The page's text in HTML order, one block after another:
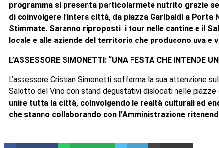
programma si presenta particolarmete nutrito grazie
di coinvolgere l’intera città, da piazza Garibaldi a Porta
Stimmate. Saranno riproposti i tour nelle cantine e il
locale e alle aziende del territorio che producono uva e
L’ASSESSORE SIMONETTI: “UNA FESTA CHE INTENDE
L’assessore Cristian Simonetti sofferma la sua attenzione
Salotto del Vino con stand degustativi dislocati nelle piazze
unire tutta la città, coinvolgendo le realtà culturali ed
che stanno collaborando con l’Amministrazione